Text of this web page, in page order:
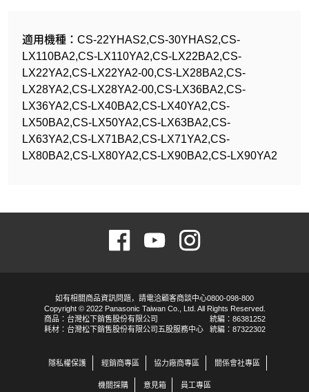
適用機種：CS-22YHAS2,CS-30YHAS2,CS-
LX110BA2,CS-LX110YA2,CS-LX22BA2,CS-
LX22YA2,CS-LX22YA2-00,CS-LX28BA2,CS-
LX28YA2,CS-LX28YA2-00,CS-LX36BA2,CS-
LX36YA2,CS-LX40BA2,CS-LX40YA2,CS-
LX50BA2,CS-LX50YA2,CS-LX63BA2,CS-
LX63YA2,CS-LX71BA2,CS-LX71YA2,CS-
LX80BA2,CS-LX80YA2,CS-LX90BA2,CS-LX90YA2
如有相關商品資訊問題，請電洽顧客商談中心0800-098-800
Copyright © 2022 Panasonic Taiwan Co., Ltd. All Rights Reserved.
商品：台灣松下銷售股份有限公司
耗材：台灣松下銷售股份有限公司五股服務中心
統編：86381252
統編：87322302
隱私權保護 經銷商專區 協力廠商專區 關係會社專區
機關採購 意見箱 員工專區